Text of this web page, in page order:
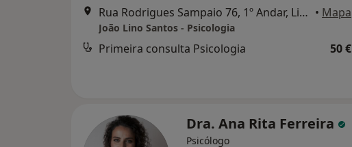
Rua Rodrigues Sampaio 76, 1º Andar, Lisboa • Mapa
João Lino Santos - Psicologia
Primeira consulta Psicologia 50 €
Dra. Ana Rita Ferreira
Psicólogo